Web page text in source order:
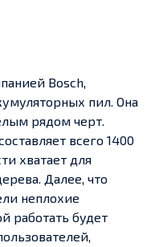
Bosch,
пил. Она
рядом черт.
всего 1400
хватает для
Далее, что
неплохие
работать будет